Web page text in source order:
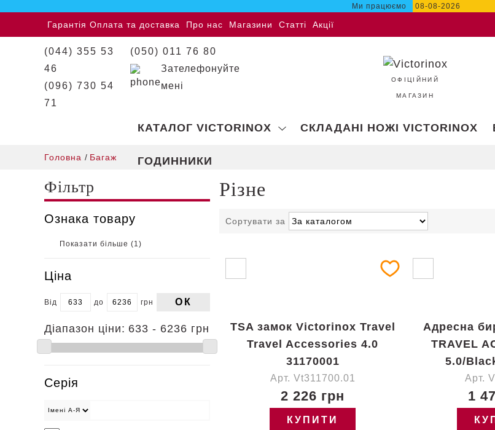
Ми працюємо 08-08-2026
Гарантія Оплата та доставка Про нас Магазини Статті Акції
(044) 355 53
46
(096) 730 54
71
(050) 011 76 80
Зателефонуйте
мені
ОФІЦІЙНИЙ
МАГАЗИН
КАТАЛОГ VICTORINOX СКЛАДАНІ НОЖІ VICTORINOX
ГОДИННИКИ
Головна / Багаж
Фільтр
Ознака товару
Показати більше (1)
Ціна
Від до грн ОК
Діапазон ціни: 633 - 6236 грн
Серія
Різне
Сортувати за
TSA замок Victorinox Travel
Travel Accessories 4.0
31170001
Арт. Vt311700.01
2 226 грн
КУПИТИ
Адресна
TRAVEL
5.0/
Арт.
1